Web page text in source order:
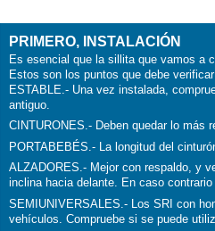
PRIMERO, INSTALACIÓN
Es esencial que la sillita que vamos a
Estos son los puntos que debe
ESTABLE.- Una vez instalada,
antiguo.
CINTURONES.- Deben quedar lo más
PORTABEBÉS.- La longitud del
ALZADORES.- Mejor con respaldo, y
inclina hacia delante. En caso
SEMIUNIVERSALES.- Los SRI con
vehículos. Compruebe si se puede